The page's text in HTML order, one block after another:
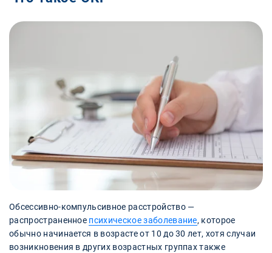
Обсессивно-компульсивное расстройство —
распространенное психическое заболевание, которое
обычно начинается в возрасте от 10 до 30 лет, хотя случаи
возникновения в других возрастных группах также